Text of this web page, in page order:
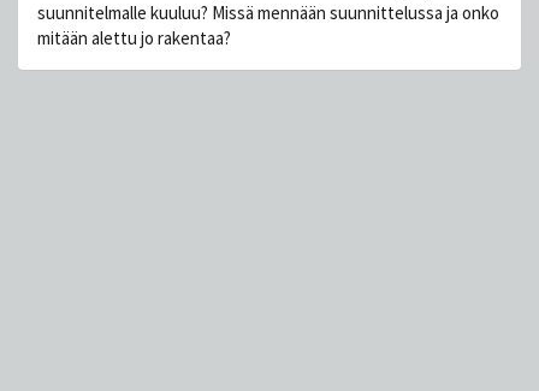
suunnitelmalle kuuluu? Missä mennään suunnittelussa ja onko
mitään alettu jo rakentaa?